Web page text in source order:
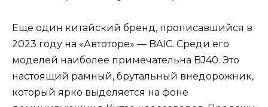
Еще один китайский бренд, прописавшийся в
2023 году на «Автоторе» — BAIC. Среди его
моделей наиболее примечательна BJ40. Это
настоящий рамный, брутальный внедорожник,
который ярко выделяется на фоне